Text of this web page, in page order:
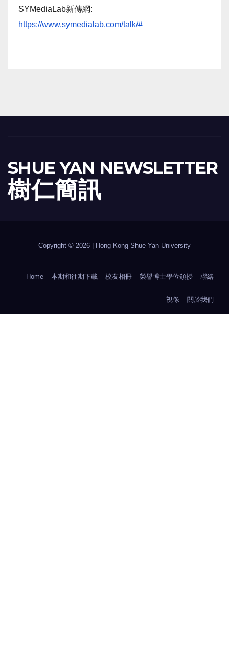
SYMediaLab新傳網:
https://www.symedialab.com/talk/#
SHUE YAN NEWSLETTER
樹 仁 簡 訊
Copyright © 2026 | Hong Kong Shue Yan University
Home 本期和往期下載 校友相冊 榮譽博士學位頒授 聯絡
視像 關於我們